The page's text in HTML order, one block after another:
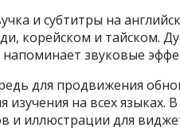
и субтитры на
корейском и тайском.
звуковые
для продвижения
изучения на всех языках.
и иллюстрации для